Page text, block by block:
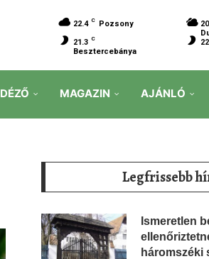
22.4 C Pozsony
21.3 C
Besztercebánya
MAGAZIN AJÁNLÓ
Legfrissebb
Ismeretlen
háromszéki